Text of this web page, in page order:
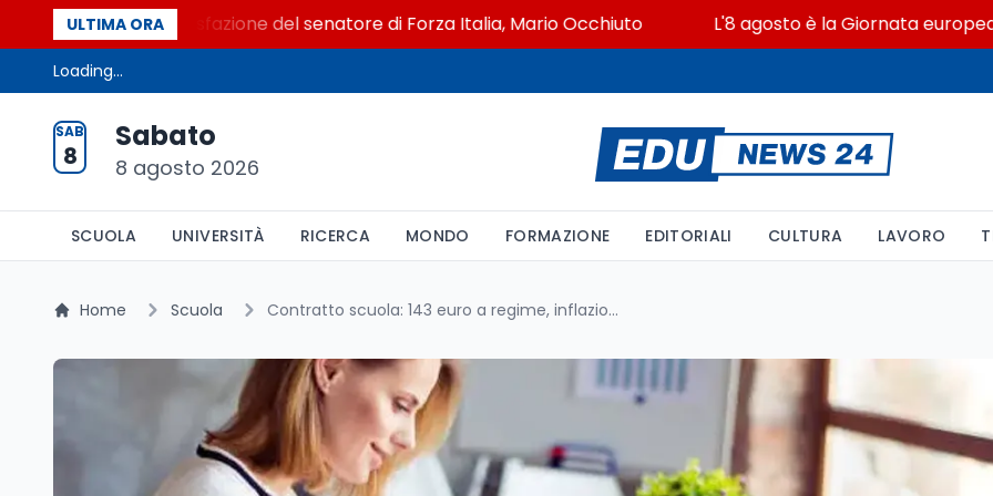
ULTIMA ORA
La soddisfazione del senatore di Forza Italia, Mario Occhiuto L'8 agosto è la Giornata europea in
Loading...
SAB
8
Sabato
8 agosto 2026
SCUOLA UNIVERSITÀ RICERCA MONDO FORMAZIONE EDITORIALI CULTURA LAVORO
Home Scuola Contratto scuola: 143 euro a regime, inflazione gia' al 17,1%